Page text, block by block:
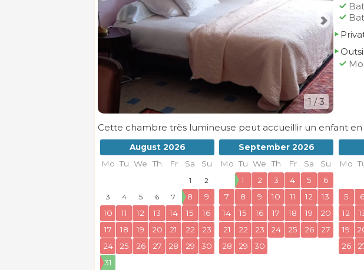
1/ 3
Cette chambre très lumineuse peut accueillir un enfant
August 2026
Mo Tu We Th Fr Sa Su
1
2
3
4 5 6 7 8
9
10
11 12 13 14 15
16
17
18 19 20 21 22
23
24
25 26 27 28 29
30
31
September 2026
Mo Tu We Th Fr Sa
Su
1
2 3 4 5
6
7
8 9 10 11 12
13
14
15 16 17 18 19
20
21
22 23 24 25 26
27
28
29 30
Mo
5
6
12
19
26